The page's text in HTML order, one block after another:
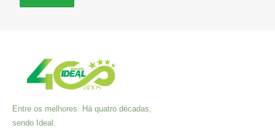
Entre os melhores. Há quatro décadas,
sendo Ideal.